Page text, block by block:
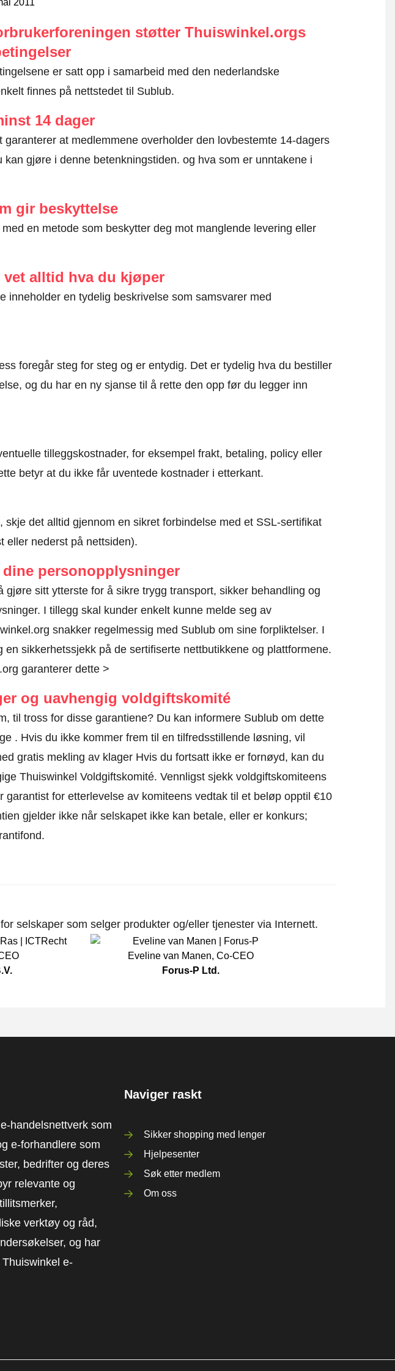
2011
støtter Thuiswinkel.orgs
er satt opp i samarbeid med den nederlandske
finnes på nettstedet til Sublub.
14 dager
garanterer at medlemmene overholder den lovbestemte 14-dagers
kan gjøre i denne betenkningstiden. og hva som er unntakene i
gir beskyttelse
en metode som beskytter deg mot manglende levering eller
alltid hva du kjøper
inneholder en tydelig beskrivelse som samsvarer med
foregår steg for steg og er entydig. Det er tydelig hva du bestiller
og du har en ny sjanse til å rette den opp før du legger inn
tilleggskostnader, for eksempel frakt, betaling, policy eller
betyr at du ikke får uventede kostnader i etterkant.
skje det alltid gjennom en sikret forbindelse med et SSL-sertifikat
eller nederst på nettsiden).
personopplysninger
gjøre sitt ytterste for å sikre trygg transport, sikker behandling og
I tillegg skal kunder enkelt kunne melde seg av
snakker regelmessig med Sublub om sine forpliktelser. I
en sikkerhetssjekk på de sertifiserte nettbutikkene og plattformene.
garanterer dette >
og uavhengig voldgiftskomité
til tross for disse garantiene? Du kan informere Sublub om dette
. Hvis du ikke kommer frem til en tilfredsstillende løsning, vil
gratis mekling av klager Hvis du fortsatt ikke er fornøyd, kan du
Thuiswinkel Voldgiftskomité. Vennligst sjekk voldgiftskomiteens
garantist for etterlevelse av komiteens vedtak til et beløp opptil €10
gjelder ikke når selskapet ikke kan betale, eller er konkurs;
selskaper som selger produkter og/eller tjenester via Internett.
Eveline van Manen, Co-CEO
Forus-P Ltd.
handelsnettverk som
e-forhandlere som
bedrifter og deres
relevante og
verktøy og råd,
og har
e-
Naviger raskt
Sikker shopping med lenger
Hjelpesenter
Søk etter medlem
Om oss